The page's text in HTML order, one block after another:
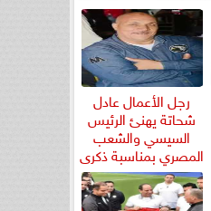
رجل الأعمال عادل
شحاتة يهنئ الرئيس
السيسي والشعب
المصري بمناسبة ذكرى
ثورة...